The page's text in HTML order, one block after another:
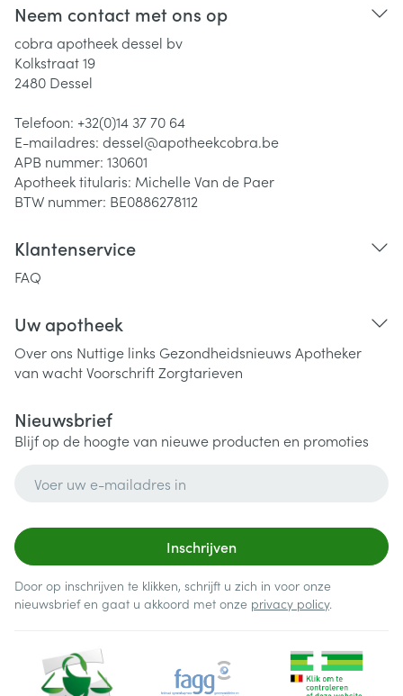
Neem contact met ons op
cobra apotheek dessel bv
Kolkstraat 19
2480 Dessel
Telefoon: +32(0)14 37 70 64
E-mailadres: dessel@apotheekcobra.be
APB nummer: 130601
Apotheek titularis: Michelle Van de Paer
BTW nummer: BE0886278112
Klantenservice
FAQ
Uw apotheek
Over ons Nuttige links Gezondheidsnieuws Apotheker
van wachtVoorschriftZorgtarieven
Nieuwsbrief
Blijf op de hoogte van nieuwe producten en promoties
Inschrijven
Door op inschrijven te klikken, schrijft u zich in voor onze
nieuwsbrief en gaat u akkoord met onze privacy policy.